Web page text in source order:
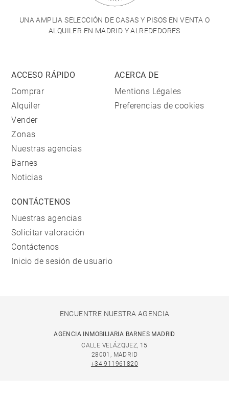
UNA AMPLIA SELECCIÓN DE CASAS Y PISOS EN VENTA O
ALQUILER EN MADRID Y ALREDEDORES
ACCESO RÁPIDO
Comprar
Alquiler
Vender
Zonas
Nuestras agencias
Barnes
Noticias
ACERCA DE
Mentions Légales
Preferencias de cookies
CONTÁCTENOS
Nuestras agencias
Solicitar valoración
Contáctenos
Inicio de sesión de usuario
ENCUENTRE NUESTRA AGENCIA
AGENCIA INMOBILIARIA BARNES MADRID
CALLE VELÁZQUEZ, 15
28001, MADRID
+34 911961820